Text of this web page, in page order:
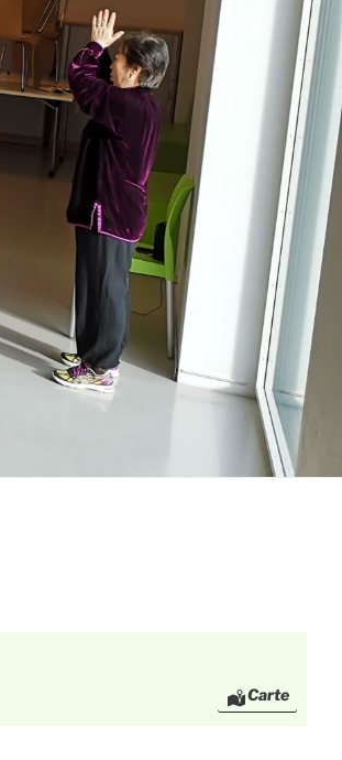
Carte